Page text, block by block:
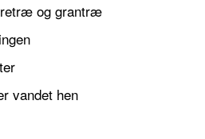
og grantræ
vandet hen